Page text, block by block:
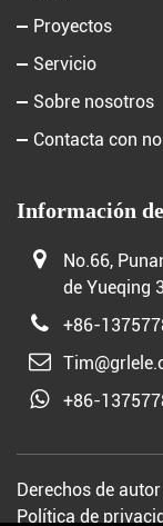
Proyectos
Servicio
Sobre nosotros
Contacta con
Información
No.66,
de Yueqing
+86-
+86-
Derechos de
Política de